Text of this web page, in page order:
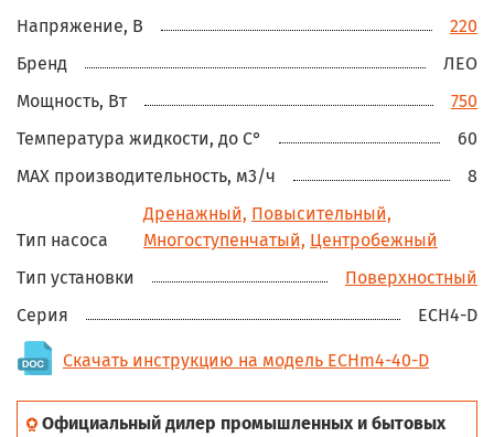
Напряжение, В
220
Бренд
ЛЕО
Мощность, Вт
750
Температура жидкости, до С°
60
MAX производительность, м3/ч
8
Тип насоса
Дренажный, Повысительный,
Многоступенчатый, Центробежный
Тип установки
Поверхностный
Серия
ECH4-D
Скачать инструкцию на модель ECHm4-40-D
Официальный дилер промышленных и бытовых